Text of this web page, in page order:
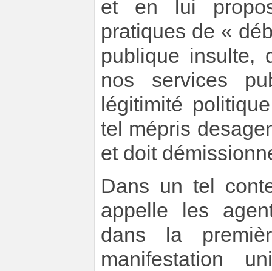
et en lui
pratiques de «
publique insulte,
nos services
légitimité
tel mépris
et doit
Dans un tel
appelle les
dans la
manifestation